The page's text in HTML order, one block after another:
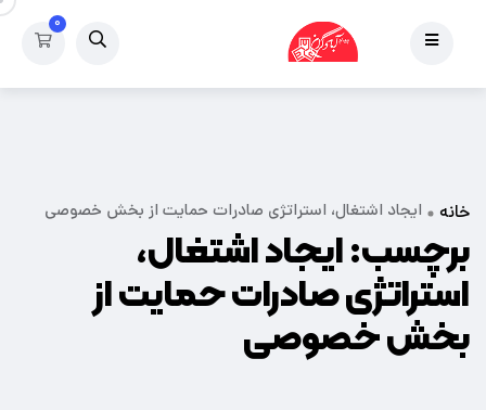
۰
خانه ایجاد اشتغال، استراتژی صادرات حمایت از بخش خصوصی
برچسب:ایجاد اشتغال،
استراتژی صادرات حمایت از
بخش خصوصی